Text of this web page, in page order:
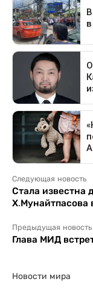
Следующая новость
Стала известна
Х.Мунайтпасова
Предыдущая новость
Глава МИД
Новости мира